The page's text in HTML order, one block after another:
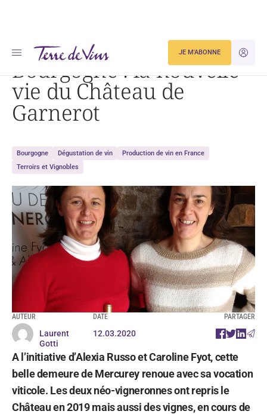
JE
JE M'ABONNE
Accueil Bourgogne : la nouvelle vie du Château de Garnerot
Bourgogne : la nouvelle
vie du Château de
Garnerot
Bourgogne Dégustation de vin
Production de vin en France
Terroirs et Vignobles
AUTEUR
Laurent
Gotti
DATE
12.03.2020
PARTAGER
A l’initiative d’Alexia Russo et Caroline Fyot, cette
belle demeure de Mercurey renoue avec sa vocation
viticole. Les deux néo-vigneronnes ont repris le
Château en 2019 mais aussi des vignes, en cours de